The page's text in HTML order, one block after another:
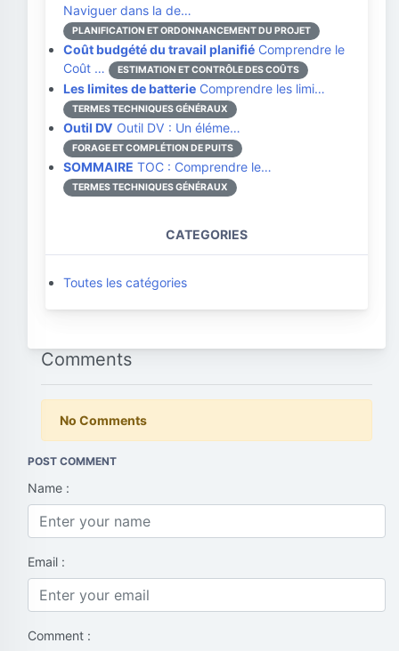
Naviguer dans la de…
PLANIFICATION ET ORDONNANCEMENT DU PROJET
Coût budgété du travail planifié Comprendre le
Coût …
ESTIMATION ET CONTRÔLE DES COÛTS
Les limites de batterie Comprendre les limi…
TERMES TECHNIQUES GÉNÉRAUX
Outil DV Outil DV : Un éléme…
FORAGE ET COMPLÉTION DE PUITS
SOMMAIRE TOC : Comprendre le…
TERMES TECHNIQUES GÉNÉRAUX
CATEGORIES
Toutes les catégories
Comments
No Comments
POST COMMENT
Name :
Email :
Comment :